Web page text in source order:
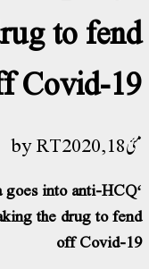
to
Covid-
RT
goes into anti-
taking the drug to
off Covid-